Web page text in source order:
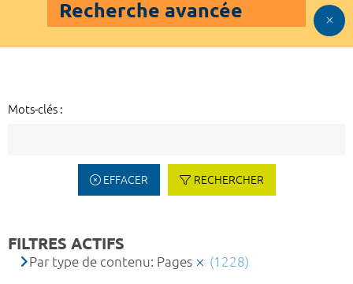
Recherche avancée
Mots-clés :
EFFACER RECHERCHER
FILTRES ACTIFS
Par type de contenu: Pages (1228)